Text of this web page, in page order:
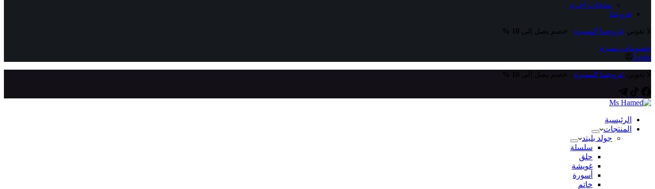
منتجات أخري
فروعنا
لا تفوتي عروضنا المميزة - خصم يصل إلى
خصومات مميزة
Login
عروضنا المميزة
الرئيسية
المنتجات
جولد بليتد
سلسلة
حلق
غويشة
أسورة
خاتم